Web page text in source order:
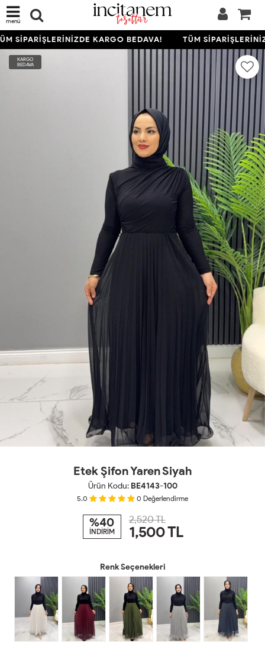
menü
SİPARİŞLERİNİZDE KARGO BEDAVA! TÜM
KARGO
BEDAVA
Etek Şifon Yaren Siyah
Ürün Kodu: BE4143-100
5.0 0 Değerlendirme
%40
İNDİRİM
2,520 TL
1,500TL
Renk Seçenekleri